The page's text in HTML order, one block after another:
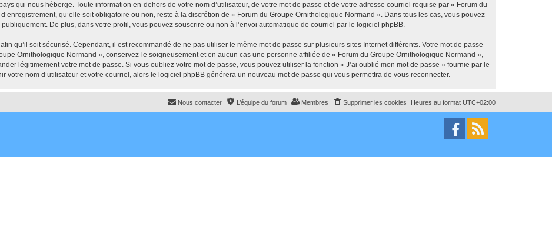
qui nous héberge. Toute information en-dehors de votre nom d’utilisateur, de votre mot de passe et de votre adresse courriel requise par « Forum du
qu’elle soit obligatoire ou non, reste à la discrétion de « Forum du Groupe Ornithologique Normand ». Dans tous les cas, vous pouvez
De plus, dans votre profil, vous pouvez souscrire ou non à l’envoi automatique de courriel par le logiciel phpBB.
qu’il soit sécurisé. Cependant, il est recommandé de ne pas utiliser le même mot de passe sur plusieurs sites Internet différents. Votre mot de passe
Ornithologique Normand », conservez-le soigneusement et en aucun cas une personne affiliée de « Forum du Groupe Ornithologique Normand »,
légitimement votre mot de passe. Si vous oubliez votre mot de passe, vous pouvez utiliser la fonction « J’ai oublié mon mot de passe » fournie par le
votre nom d’utilisateur et votre courriel, alors le logiciel phpBB générera un nouveau mot de passe qui vous permettra de vous reconnecter.
Heures au format UTC+02:00
Supprimer les cookies
Membres
L’équipe du forum
Nous contacter